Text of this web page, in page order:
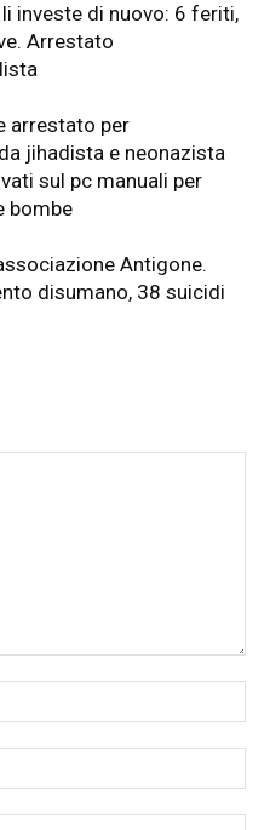
investe di nuovo: 6 feriti,
Arrestato
arrestato per
jihadista e neonazista
sul pc manuali per
bombe
Antigone.
disumano, 38 suicidi